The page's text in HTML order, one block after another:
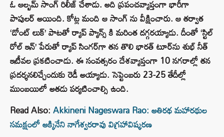
ఓ ఆల్బమ్‌ సాంగ్‌ రిలీజ్ చేశాడు. అది ప్రపంచవ్యాప్తంగా భారీగా
పాపులర్ అయింది. కోట్ల మంది ఆ సాంగ్ ను వీక్షించారు. ఆ తర్వాత
‘డోంట్‌ లుక్‌’ పాటతో ర్యాప్‌ ప్యాన్స్ కి మరింత దగ్గరయ్యాడు. దీంతో ‘స్టిల్‌
రోల్‌ ఇన్‌’ పేరుతో ర్యాప్‌ సింగర్‌గా తన తొలి భారత్‌ టూర్‌ను శుభ్ నీత్
ఇటీవల ప్రకటించాడు. ఈ సంవత్సరం దేశవ్యాప్తంగా 10 నగరాల్లో తన
ప్రదర్శనలిచ్చేందుకు రెడీ అయ్యాడు. సెప్టెంబరు 23-25 తేదీల్లో
ముంబయిలో అతడు పర్యటించాల్సి ఉంది.
Read Also:Akkineni Nageswara Rao: అతిరథ మహారథుల
సమక్షంలో అక్కినేని నాగేశ్వరరావు విగ్రహావిష్కరణ